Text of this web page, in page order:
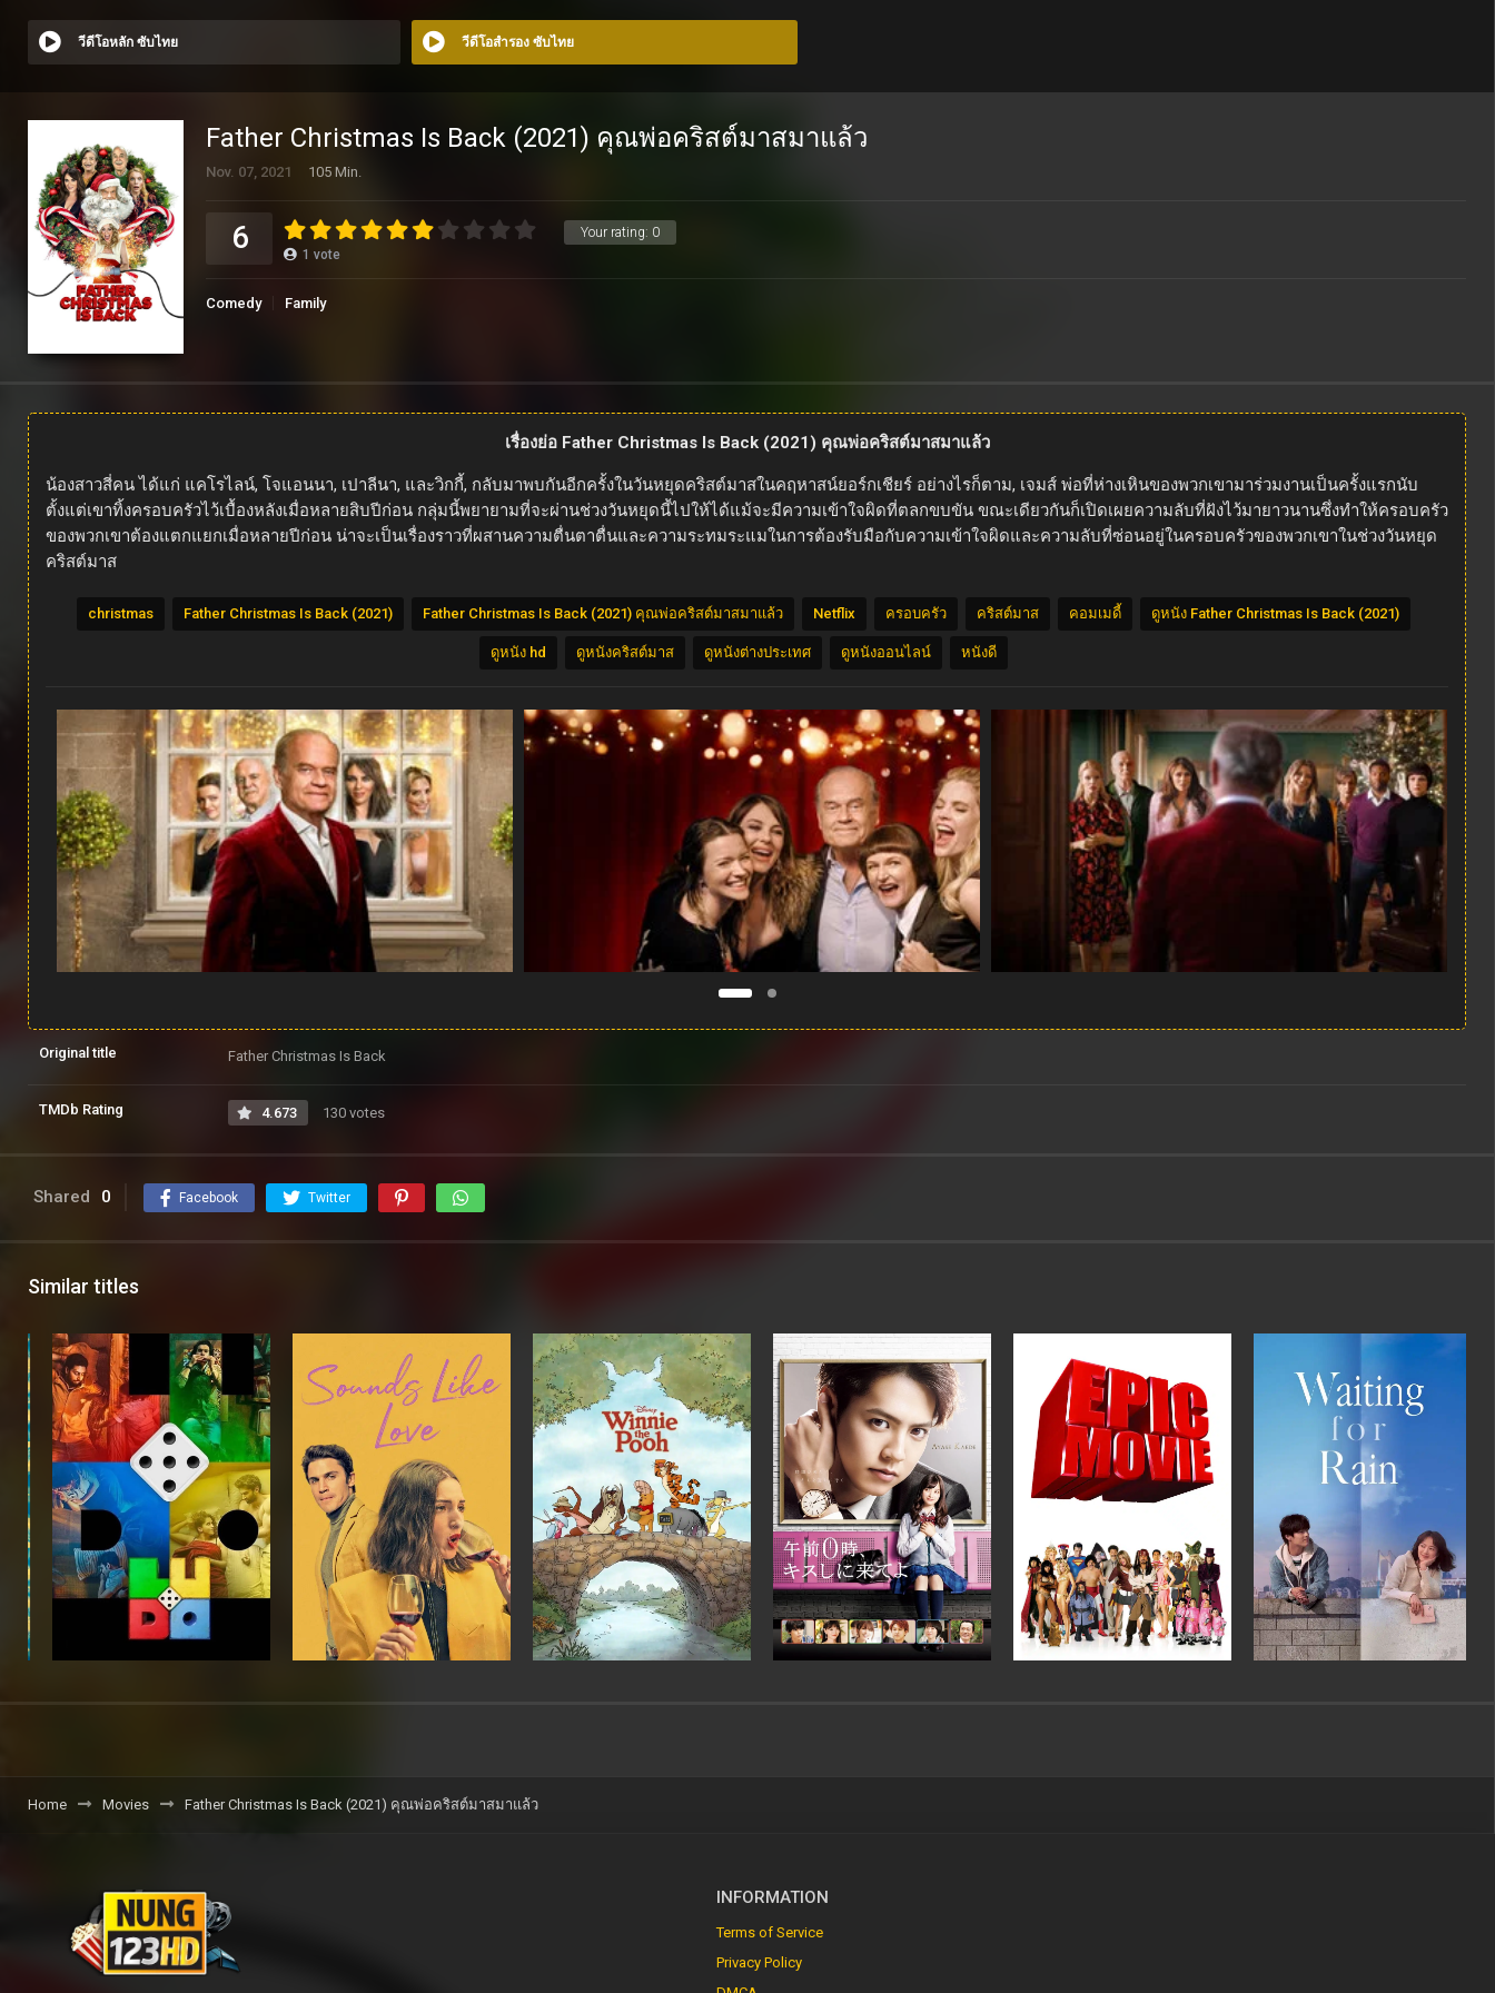
วีดีโอหลัก ซับไทย วีดีโอสำรอง ซับไทย
Father Christmas Is Back (2021) คุณพ่อคริสต์มาสมาแล้ว
Nov. 07, 2021 105 Min.
Your rating: 0
6 1 vote
Comedy Family
เรื่องย่อ Father Christmas Is Back (2021) คุณพ่อคริสต์มาสมาแล้ว
น้องสาวสี่คน ได้แก่ แคโรไลน์, โจแอนนา, เปาลีนา, และวิกกี้, กลับมาพบกันอีกครั้งในวันหยุดคริสต์มาสในคฤหาสน์ยอร์กเชียร์ อย่างไรก็ตาม, เจมส์ พ่อที่ห่างเหินของพวกเขามาร่วมงานเป็นครั้งแรกนับ
ตั้งแต่เขาทิ้งครอบครัวไว้เบื้องหลังเมื่อหลายสิบปีก่อน กลุ่มนี้พยายามที่จะผ่านช่วงวันหยุดนี้ไปให้ได้แม้จะมีความเข้าใจผิดที่ตลกขบขัน ขณะเดียวกันก็เปิดเผยความลับที่ฝังไว้มายาวนานซึ่งทำให้ครอบครัว
ของพวกเขาต้องแตกแยกเมื่อหลายปีก่อน น่าจะเป็นเรื่องราวที่ผสานความตื่นตาตื่นและความระทมระแมในการต้องรับมือกับความเข้าใจผิดและความลับที่ซ่อนอยู่ในครอบครัวของพวกเขาในช่วงวันหยุด
คริสต์มาส
christmas Father Christmas Is Back (2021) Father Christmas Is Back (2021) คุณพ่อคริสต์มาสมาแล้ว Netflix ครอบครัว คริสต์มาส คอมเมดี้ ดูหนัง Father Christmas Is Back (2021)
ดูหนัง hd ดูหนังคริสต์มาส ดูหนังต่างประเทศ ดูหนังออนไลน์ หนังดี
Original title Father Christmas Is Back
TMDb Rating 4.673 130 votes
Shared 0 Facebook Twitter
Similar titles
Home Movies Father Christmas Is Back (2021) คุณพ่อคริสต์มาสมาแล้ว
INFORMATION
Terms of Service
Privacy Policy